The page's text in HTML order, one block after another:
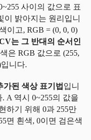
사이의 값으로 표
밝아지는 원리입니
이고, RGB = (0, 0, 0)
는 그 반대의 순서인
은 RGB 값으로 (255,
니다.
된 색상 표기법 입니
A 역시 0~255의 값을
하기 위해 0과 255만
면 흰색, 0이면 검은색